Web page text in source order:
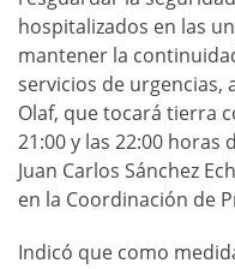
hospitalizados en las
mantener la
servicios de urgencias,
Olaf, que tocará tierra
21:00 y las 22:00 horas
Juan Carlos Sánchez
en la Coordinación de
Indicó que como